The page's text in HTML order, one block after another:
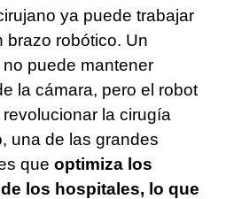
ya puede trabajar
brazo robótico. Un
puede mantener
la cámara, pero el robot
la cirugía
una de las grandes
que optimiza los
los hospitales, lo que